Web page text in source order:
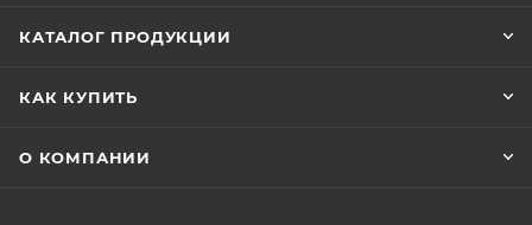
КАТАЛОГ ПРОДУКЦИИ
КАК КУПИТЬ
О КОМПАНИИ